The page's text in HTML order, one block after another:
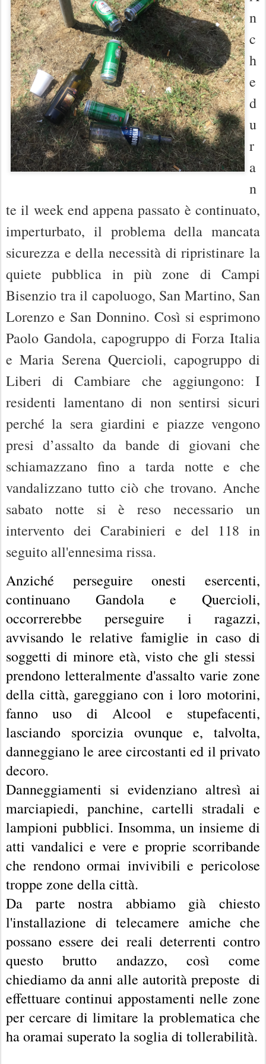
n
c
h
e
d
u
r
a
n
te il week end appena passato è continuato,
imperturbato, il problema della mancata
sicurezza e della necessità di ripristinare la
quiete pubblica in più zone di Campi
Bisenzio tra il capoluogo, San Martino, San
Lorenzo e San Donnino. Così si esprimono
Paolo Gandola, capogruppo di Forza Italia
e Maria Serena Quercioli, capogruppo di
Liberi di Cambiare che aggiungono: I
residenti lamentano di non sentirsi sicuri
perché la sera giardini e piazze vengono
presi d’assalto da bande di giovani che
schiamazzano fino a tarda notte e che
vandalizzano tutto ciò che trovano. Anche
sabato notte si è reso necessario un
intervento dei Carabinieri e del 118 in
seguito all'ennesima rissa.
Anziché perseguire onesti esercenti,
continuano Gandola e Quercioli,
occorrerebbe perseguire i ragazzi,
avvisando le relative famiglie in caso di
soggetti di minore età, visto che gli stessi
prendono letteralmente d'assalto varie zone
della città, gareggiano con i loro motorini,
fanno uso di Alcool e stupefacenti,
lasciando sporcizia ovunque e, talvolta,
danneggiano le aree circostanti ed il privato
decoro.
Danneggiamenti si evidenziano altresì ai
marciapiedi, panchine, cartelli stradali e
lampioni pubblici. Insomma, un insieme di
atti vandalici e vere e proprie scorribande
che rendono ormai invivibili e pericolose
troppe zone della città.
Da parte nostra abbiamo già chiesto
l'installazione di telecamere amiche che
possano essere dei reali deterrenti contro
questo brutto andazzo, così come
chiediamo da anni alle autorità preposte di
effettuare continui appostamenti nelle zone
per cercare di limitare la problematica che
ha oramai superato la soglia di tollerabilità.